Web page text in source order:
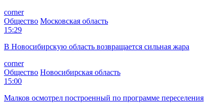
corner
Общество Московская область
15:29
В Новосибирскую область возвращается сильная жара
corner
Общество Новосибирская область
15:00
Малков осмотрел построенный по программе переселения